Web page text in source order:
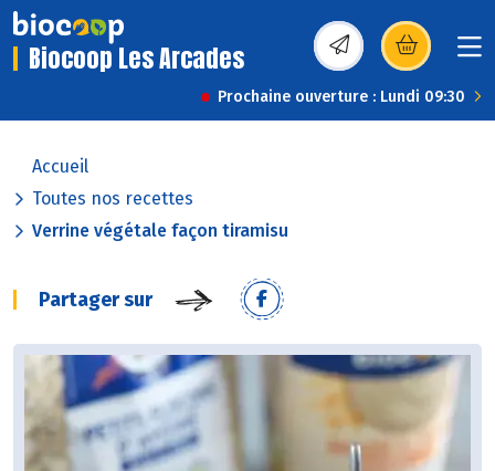
Biocoop Les Arcades (s’ouvre dans une
Prochaine ouverture : Lundi 09:30
Accueil
Toutes nos recettes
Verrine végétale façon tiramisu
Partager sur